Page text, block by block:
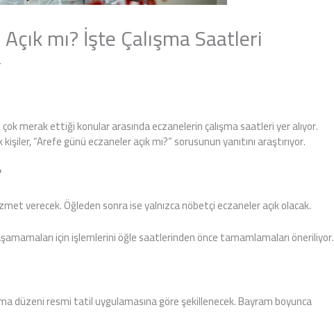
mı? İşte Çalışma Saatleri
merak ettiği konular arasında eczanelerin çalışma saatleri yer alıyor.
“Arefe günü eczaneler açık mı?” sorusunun yanıtını araştırıyor.
verecek. Öğleden sonra ise yalnızca nöbetçi eczaneler açık olacak.
için işlemlerini öğle saatlerinden önce tamamlamaları öneriliyor.
düzeni resmi tatil uygulamasına göre şekillenecek. Bayram boyunca